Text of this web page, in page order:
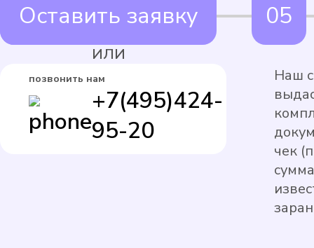
Наш
чек
Оставить заявку
ИЛИ
позвонить нам
+7(495)424-
95-20